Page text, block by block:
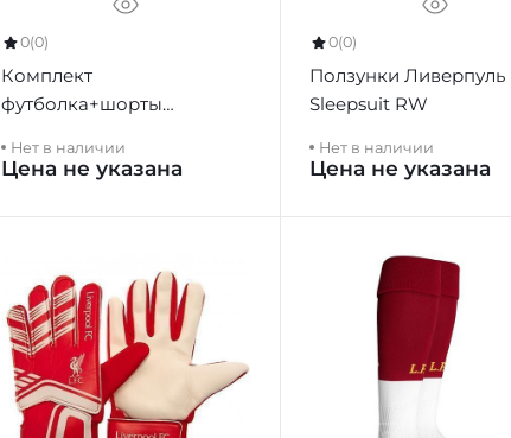
0(0)
Комплект
футболка+шорты
Нет в наличии
Цена не указана
0(0)
Ползунки Ливерпуль
Sleepsuit RW
Нет в наличии
Цена не указана